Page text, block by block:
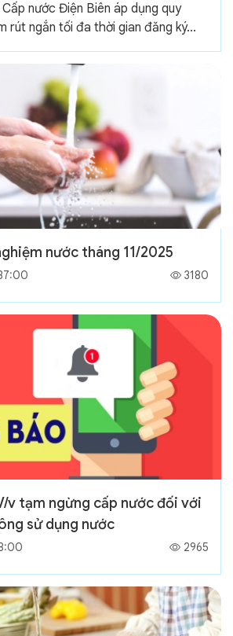
nước Điện Biên áp dụng quy
rút ngắn tối đa thời gian đăng ký...
nước tháng 11/2025
3180
v tạm ngừng cấp nước đối với
sử dụng nước
2965